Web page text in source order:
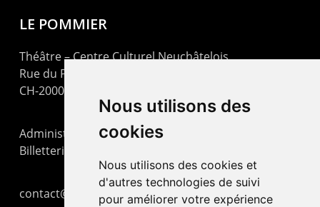
Nous utilisons des
cookies
Nous utilisons des cookies et
d'autres technologies de suivi
pour améliorer votre expérience
LE POMMIER
Théâtre – Centre Culturel Neuchâtelois
Rue du Pommier 9
CH-2000 Neuchâtel
Administration : +41 32 725 03 03
Billetterie : +41 32 725 05 05
contact@lepommier.ch